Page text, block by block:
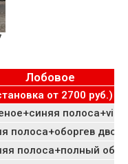
Лобовое
от 2700 руб.)
полоса+vin
полоса+оборгев
полоса+полный